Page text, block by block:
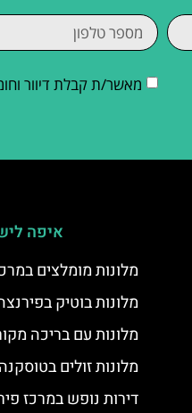
מאשר/ת קבלת דיוור
איפה
מלונות מומלצים
מלונות בוטיק
מלונות עם בריכה
מלונות זולים בטוסקנה
דירות נופש במרכז